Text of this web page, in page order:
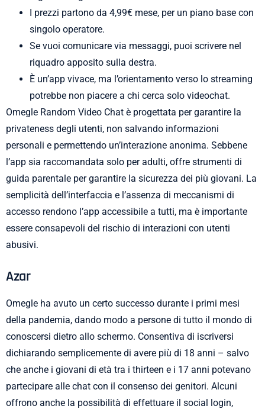
I prezzi partono da 4,99€ mese, per un piano base con
singolo operatore.
Se vuoi comunicare via messaggi, puoi scrivere nel
riquadro apposito sulla destra.
È un’app vivace, ma l’orientamento verso lo streaming
potrebbe non piacere a chi cerca solo videochat.
Omegle Random Video Chat è progettata per garantire la
privateness degli utenti, non salvando informazioni
personali e permettendo un’interazione anonima. Sebbene
l’app sia raccomandata solo per adulti, offre strumenti di
guida parentale per garantire la sicurezza dei più giovani. La
semplicità dell’interfaccia e l’assenza di meccanismi di
accesso rendono l’app accessibile a tutti, ma è importante
essere consapevoli del rischio di interazioni con utenti
abusivi.
Azar
Omegle ha avuto un certo successo durante i primi mesi
della pandemia, dando modo a persone di tutto il mondo di
conoscersi dietro allo schermo. Consentiva di iscriversi
dichiarando semplicemente di avere più di 18 anni – salvo
che anche i giovani di età tra i thirteen e i 17 anni potevano
partecipare alle chat con il consenso dei genitori. Alcuni
offrono anche la possibilità di effettuare il social login,